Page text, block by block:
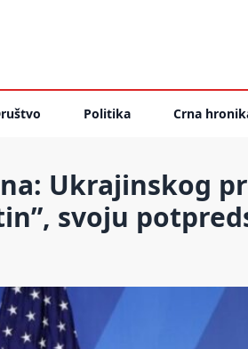
Politika Crna
Ukrajinskog
svoju